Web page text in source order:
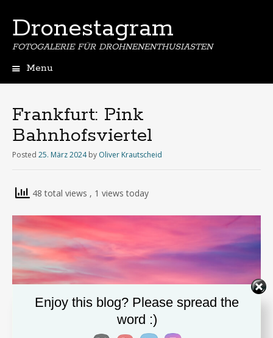
Dronestagram
FOTOGALERIE FÜR DROHNENENTHUSIASTEN
Menu
Frankfurt: Pink
Bahnhofsviertel
Posted 25. März 2024 by Oliver Krautscheid
48 total views , 1 views today
Enjoy this blog? Please spread the
word :)